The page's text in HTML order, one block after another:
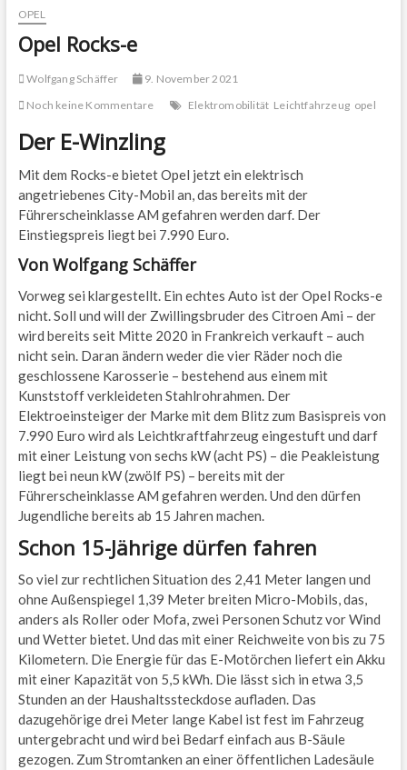
OPEL
Opel Rocks-e
Wolfgang Schäffer
9. November 2021
Noch keine Kommentare
Elektromobilität Leichtfahrzeug opel
Der E-Winzling
Mit dem Rocks-e bietet Opel jetzt ein elektrisch
angetriebenes City-Mobil an, das bereits mit der
Führerscheinklasse AM gefahren werden darf. Der
Einstiegspreis liegt bei 7.990 Euro.
Von Wolfgang Schäffer
Vorweg sei klargestellt. Ein echtes Auto ist der Opel Rocks-e
nicht. Soll und will der Zwillingsbruder des Citroen Ami – der
wird bereits seit Mitte 2020 in Frankreich verkauft – auch
nicht sein. Daran ändern weder die vier Räder noch die
geschlossene Karosserie – bestehend aus einem mit
Kunststoff verkleideten Stahlrohrahmen. Der
Elektroeinsteiger der Marke mit dem Blitz zum Basispreis von
7.990 Euro wird als Leichtkraftfahrzeug eingestuft und darf
mit einer Leistung von sechs kW (acht PS) – die Peakleistung
liegt bei neun kW (zwölf PS) – bereits mit der
Führerscheinklasse AM gefahren werden. Und den dürfen
Jugendliche bereits ab 15 Jahren machen.
Schon 15-Jährige dürfen fahren
So viel zur rechtlichen Situation des 2,41 Meter langen und
ohne Außenspiegel 1,39 Meter breiten Micro-Mobils, das,
anders als Roller oder Mofa, zwei Personen Schutz vor Wind
und Wetter bietet. Und das mit einer Reichweite von bis zu 75
Kilometern. Die Energie für das E-Motörchen liefert ein Akku
mit einer Kapazität von 5,5 kWh. Die lässt sich in etwa 3,5
Stunden an der Haushaltssteckdose aufladen. Das
dazugehörige drei Meter lange Kabel ist fest im Fahrzeug
untergebracht und wird bei Bedarf einfach aus B-Säule
gezogen. Zum Stromtanken an einer öffentlichen Ladesäule